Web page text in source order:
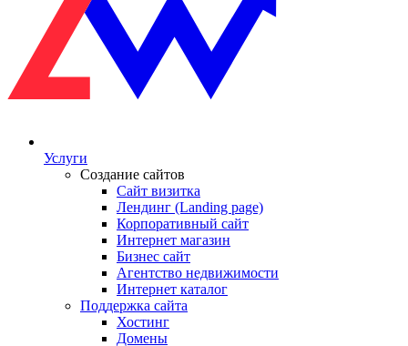
Услуги
Создание сайтов
Сайт визитка
Лендинг (Landing page)
Корпоративный сайт
Интернет магазин
Бизнес сайт
Агентство недвижимости
Интернет каталог
Поддержка сайта
Хостинг
Домены